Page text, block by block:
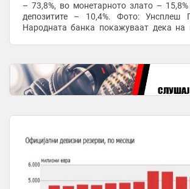
– 73,8%, во монетарното злато –
депозитите – 10,4%. Фото: Унсплеш Податоците на
Народната банка покажуваат дека на